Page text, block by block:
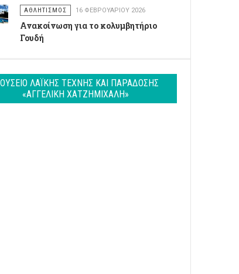
ΑΘΛΗΤΙΣΜΌΣ 16 ΦΕΒΡΟΥΑΡΊΟΥ 2026
Ανακοίνωση για το κολυμβητήριο
Γουδή
ΛΑΪΚΉΣ ΤΈΧΝΗΣ ΚΑΙ ΠΑΡΆΔΟΣΗΣ
«ΑΓΓΕΛΙΚΉ ΧΑΤΖΗΜΙΧΆΛΗ»